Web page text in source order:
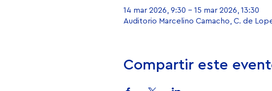
14 mar 2026, 9:30 – 15 mar 2026, 13:30
Auditorio Marcelino Camacho, C. de
Compartir este